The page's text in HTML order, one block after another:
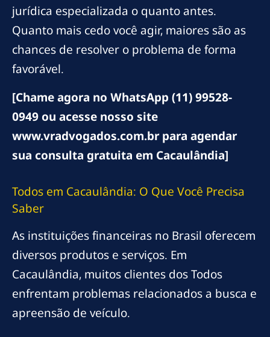
jurídica especializada o quanto antes.
Quanto mais cedo você agir, maiores são as
chances de resolver o problema de forma
favorável.
[Chame agora no WhatsApp (11) 99528-
0949 ou acesse nosso site
www.vradvogados.com.br para agendar
sua consulta gratuita em Cacaulândia]
Todos em Cacaulândia: O Que Você Precisa
Saber
As instituições financeiras no Brasil oferecem
diversos produtos e serviços. Em
Cacaulândia, muitos clientes dos Todos
enfrentam problemas relacionados a busca e
apreensão de veículo.